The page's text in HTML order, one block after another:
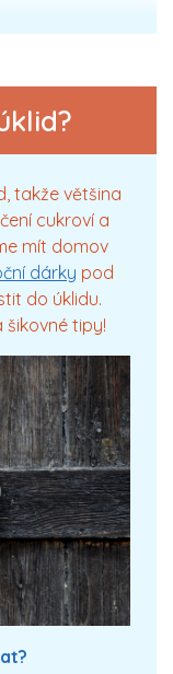
takže většina
cukroví a
mít domov
dárky pod
do úklidu.
tipy!